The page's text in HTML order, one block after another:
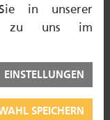
in unserer
uns im
EINSTELLUNGEN
SPEICHERN